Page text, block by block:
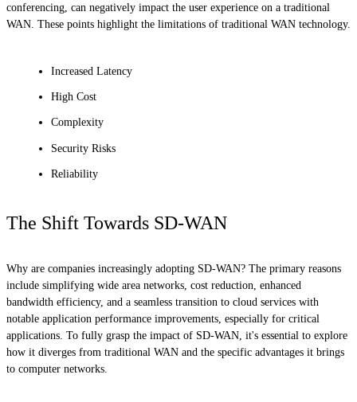
conferencing, can negatively impact the user experience on a traditional
WAN. These points highlight the limitations of traditional WAN technology.
Increased Latency
High Cost
Complexity
Security Risks
Reliability
The Shift Towards SD-WAN
Why are companies increasingly adopting SD-WAN? The primary reasons
include simplifying wide area networks, cost reduction, enhanced
bandwidth efficiency, and a seamless transition to cloud services with
notable application performance improvements, especially for critical
applications. To fully grasp the impact of SD-WAN, it's essential to explore
how it diverges from traditional WAN and the specific advantages it brings
to computer networks.